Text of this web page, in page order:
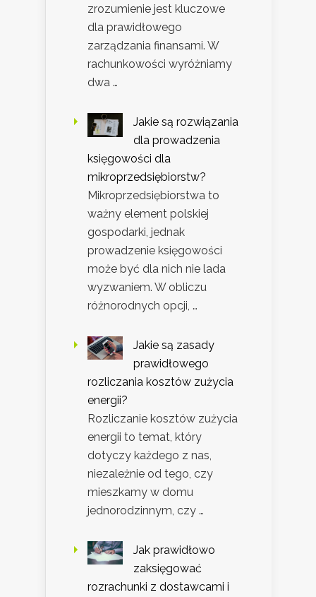
zrozumienie jest kluczowe
dla prawidłowego
zarządzania finansami. W
rachunkowości wyróżniamy
dwa …
Jakie są rozwiązania
dla prowadzenia
księgowości dla
mikroprzedsiębiorstw?
Mikroprzedsiębiorstwa to
ważny element polskiej
gospodarki, jednak
prowadzenie księgowości
może być dla nich nie lada
wyzwaniem. W obliczu
różnorodnych opcji, …
Jakie są zasady
prawidłowego
rozliczania kosztów zużycia
energii?
Rozliczanie kosztów zużycia
energii to temat, który
dotyczy każdego z nas,
niezależnie od tego, czy
mieszkamy w domu
jednorodzinnym, czy …
Jak prawidłowo
zaksięgować
rozrachunki z dostawcami i